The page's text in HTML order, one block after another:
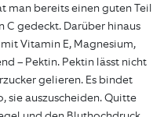
man bereits einen guten Teil
C gedeckt. Darüber hinaus
Vitamin E, Magnesium,
– Pektin. Pektin lässt nicht
gelieren. Es bindet
sie auszuscheiden. Quitte